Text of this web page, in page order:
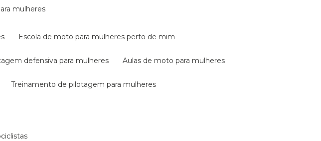
mulheres
escola de moto para mulheres perto de mim
defensiva para mulheres aulas de moto para mulheres
treinamento de pilotagem para mulheres